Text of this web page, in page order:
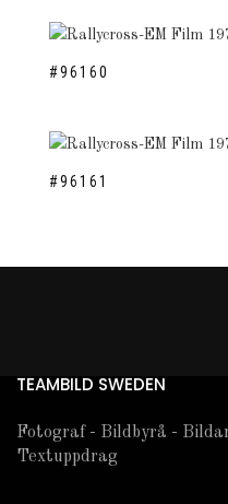
#96160
#96161
TEAMBILD SWEDEN
Fotograf - Bildbyrå -
Textuppdrag